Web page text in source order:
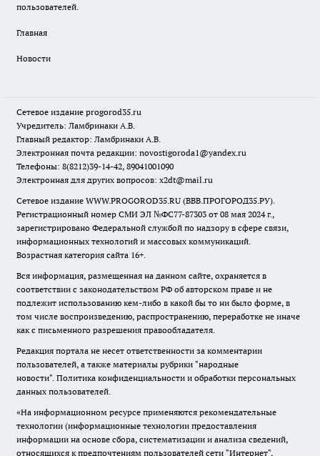
пользователей.
Главная
Новости
Сетевое издание progorod35.ru
Учредитель: Ламбринаки А.В.
Главный редактор: Ламбринаки А.В.
Электронная почта редакции: novostigoroda1@yandex.ru
Телефоны: 8(8212)39-14-42, 89041001090
Электронная для других вопросов: x2dt@mail.ru
Сетевое издание WWW.PROGOROD35.RU (ВВВ.ПРОГОРОД35.РУ).
Регистрационный номер СМИ ЭЛ №ФС77-87303 от 08 мая 2024 г.,
зарегистрировано Федеральной службой по надзору в сфере связи,
информационных технологий и массовых коммуникаций.
Возрастная категория сайта 16+.
Вся информация, размещенная на данном сайте, охраняется в
соответствии с законодательством РФ об авторском праве и не
подлежит использованию кем-либо в какой бы то ни было форме, в
том числе воспроизведению, распространению, переработке не иначе
как с письменного разрешения правообладателя.
Редакция портала не несет ответственности за комментарии
пользователей, а также материалы рубрики "народные
новости". Политика конфиденциальности и обработки персональных
данных пользователей.
«На информационном ресурсе применяются рекомендательные
технологии (информационные технологии предоставления
информации на основе сбора, систематизации и анализа сведений,
относящихся к предпочтениям пользователей сети "Интернет",